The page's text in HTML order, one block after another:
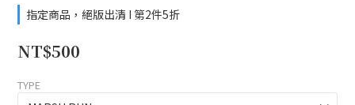
指定商品，絕版出清 I 第2件5折
NT$500
TYPE